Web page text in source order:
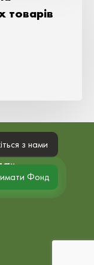
товарів
з нами
Фонд